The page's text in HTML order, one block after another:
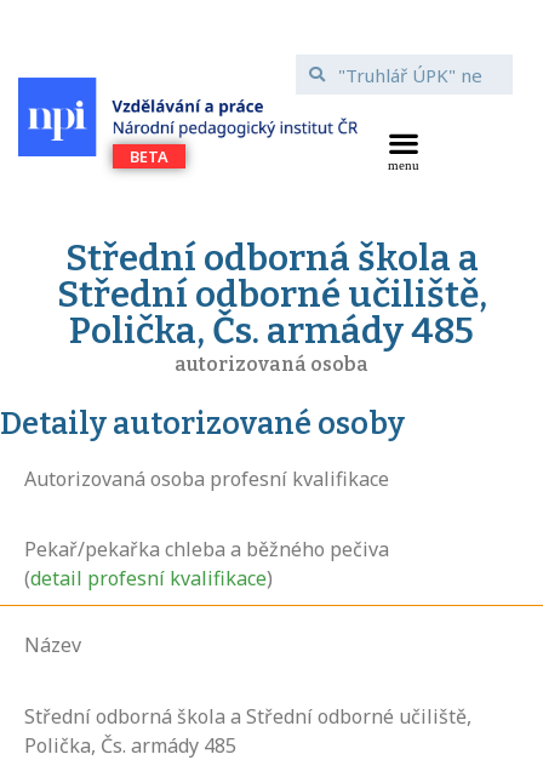
Střední odborná škola a
Střední odborné učiliště,
Polička, Čs. armády 485
autorizovaná osoba
Detaily autorizované osoby
Autorizovaná osoba profesní kvalifikace
Pekař/pekařka chleba a běžného pečiva
(detail profesní kvalifikace)
Název
Střední odborná škola a Střední odborné učiliště,
Polička, Čs. armády 485